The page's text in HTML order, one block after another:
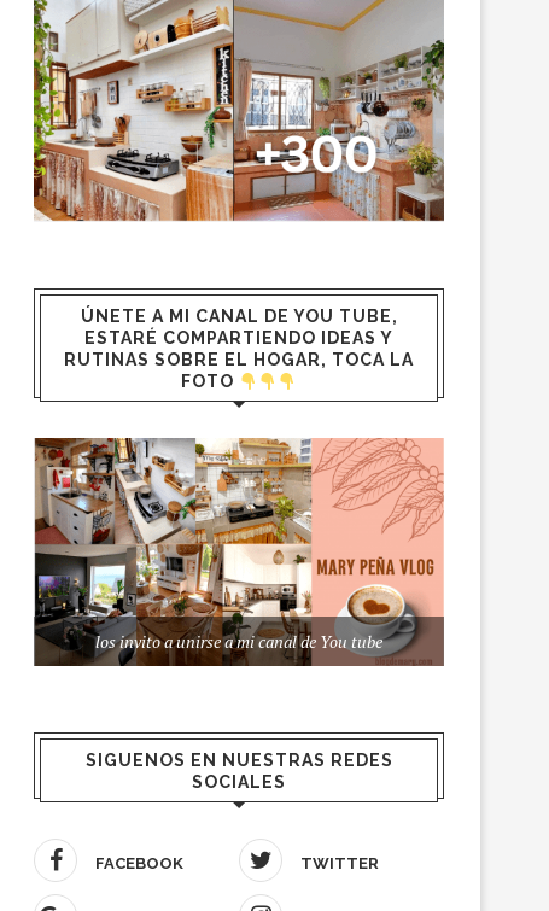
ÚNETE A MI CANAL DE YOU TUBE,
ESTARÉ COMPARTIENDO IDEAS Y
RUTINAS SOBRE EL HOGAR, TOCA LA
FOTO
los invito a unirse a mi canal de You tube
SIGUENOS EN NUESTRAS REDES
SOCIALES
FACEBOOK TWITTER